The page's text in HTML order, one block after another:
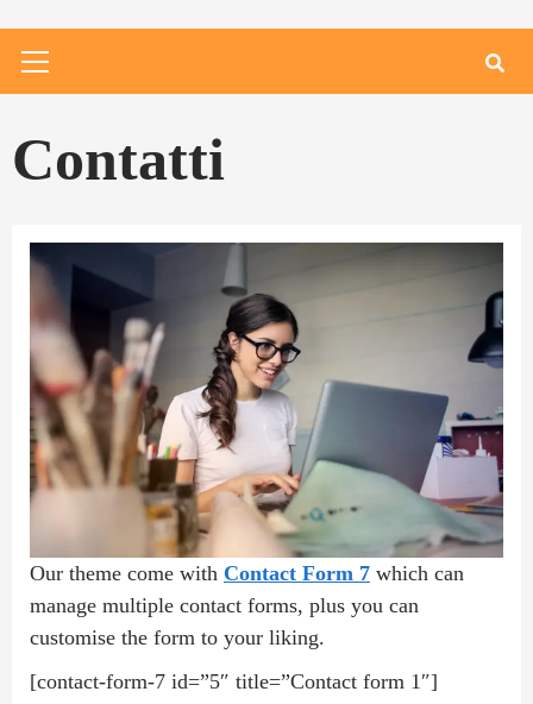
Menu
Contatti
Our theme come with Contact Form 7 which can
manage multiple contact forms, plus you can
customise the form to your liking.
[contact-form-7 id=”5″ title=”Contact form 1″]